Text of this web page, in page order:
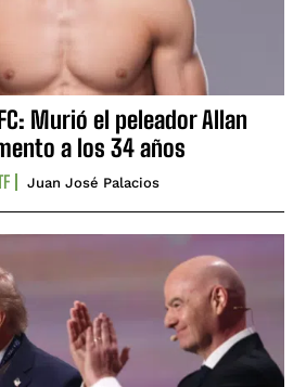
Murió el peleador Allan
a los 34 años
Juan José Palacios